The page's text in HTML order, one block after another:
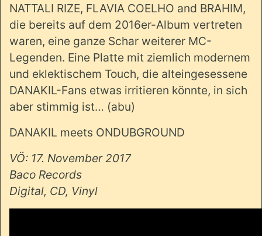
NATTALI RIZE, FLAVIA COELHO and BRAHIM,
die bereits auf dem 2016er-Album vertreten
waren, eine ganze Schar weiterer MC-
Legenden. Eine Platte mit ziemlich modernem
und eklektischem Touch, die alteingesessene
DANAKIL-Fans etwas irritieren könnte, in sich
aber stimmig ist… (abu)
DANAKIL meets ONDUBGROUND
VÖ: 17. November 2017
Baco Records
Digital, CD, Vinyl